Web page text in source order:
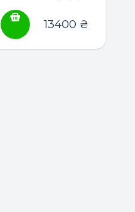
шухлядами ТМ
Гойдалка13400 ₴